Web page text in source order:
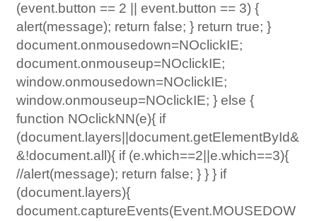
(event.button == 2 || event.button == 3) {
alert(message); return false; } return true; }
document.onmousedown=NOclickIE;
document.onmouseup=NOclickIE;
window.onmousedown=NOclickIE;
window.onmouseup=NOclickIE; } else {
function NOclickNN(e){ if
(document.layers||document.getElementById&
&!document.all){ if (e.which==2||e.which==3){
//alert(message); return false; } } } if
(document.layers){
document.captureEvents(Event.MOUSEDOW